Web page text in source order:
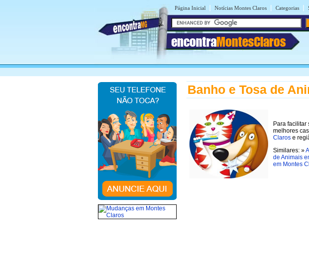
Página Inicial | Notícias Montes Claros | Categorias |
encontraMontesClaros
Banho e Tosa de
Para facilitar
melhores
Claros e
Similares: »
de Animais
em Montes